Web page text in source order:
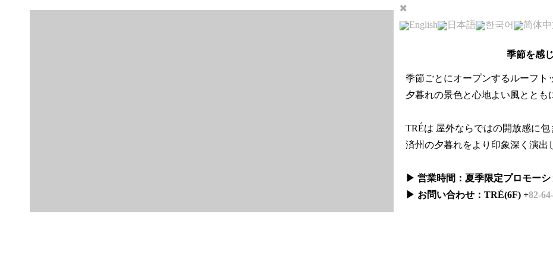
English 日本語 한국어 简体
季節を感
季節ごとにオープンするルーフト
夕暮れの景色と心地よい風ととも
TRÉは 屋外ならではの開放感に包
済州の夕暮れをより印象深く演出
▶ 営業時間：夏季限定プロモーシ
▶ お問い合わせ：TRÉ(6F) +82-